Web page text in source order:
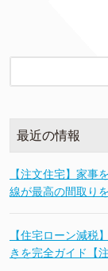
最近の情報
【注文住宅】家事
線が最高の間取り
【住宅ローン減税
きを完全ガイド【